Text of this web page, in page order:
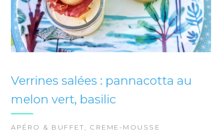
Verrines salées : pannacotta au
melon vert, basilic
APÉRO & BUFFET, CREME-MOUSSE